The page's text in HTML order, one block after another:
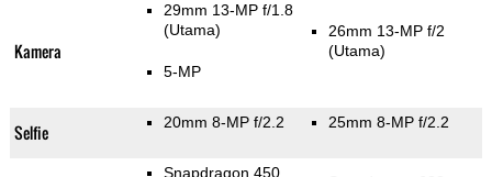
Kamera
29mm 13-MP f/1.8
(Utama)
5-MP
26mm 13-MP f/2
(Utama)
Selfie 20mm 8-MP f/2.2 25mm 8-MP f/2.2
Snapdragon 450